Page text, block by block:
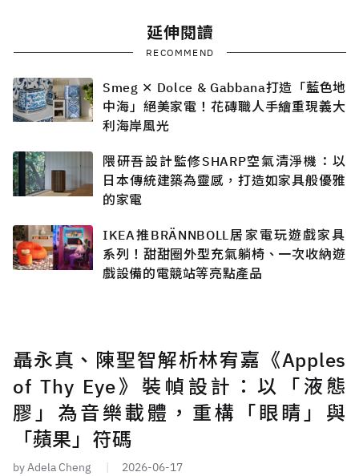
延伸閱讀
RECOMMEND
Smeg ✕ Dolce & Gabbana打造「藍色地
中海」絕美家電！花磚職人手繪重現義大
利海岸風光
隈研吾設計監修SHARP空氣清淨機：以
日本傳統建築為靈感，打造如家具般優雅
的家電
IKEA推BRÄNNBOLL居家電玩遊戲家具
系列！甜甜圈外型充氣躺椅、一次收納遊
戲設備的電競站等亮點產品
聶永真、陳聖智解析林宥嘉《Apples
of Thy Eye》裝幀設計：以「液態
膠」為音樂載體，重構「眼睛」與
「蘋果」符碼
by Adela Cheng 2026-06-17